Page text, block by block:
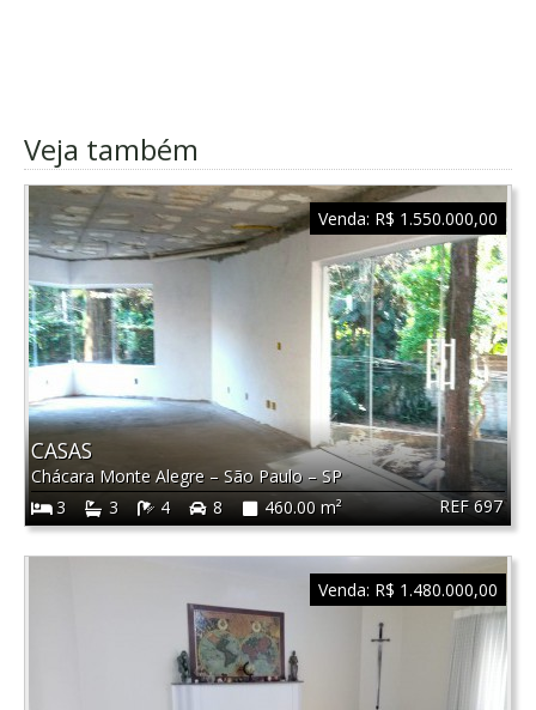
Veja também
REF 697
CASAS
Chácara Monte Alegre – São Paulo–SP
3
3 4 8 460.00 m²
Venda: R$ 1.550.000,00
Venda: R$ 1.480.000,00